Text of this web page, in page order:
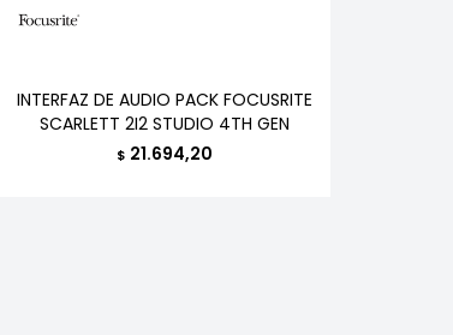
INTERFAZ DE AUDIO PACK FOCUSRITE
SCARLETT 2I2 STUDIO 4TH GEN
$ 21.694,20